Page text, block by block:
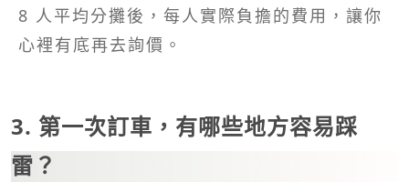
8 人平均分攤後，每人實際負擔的費用，讓你
心裡有底再去詢價。
3. 第一次訂車，有哪些地方容易踩
雷？